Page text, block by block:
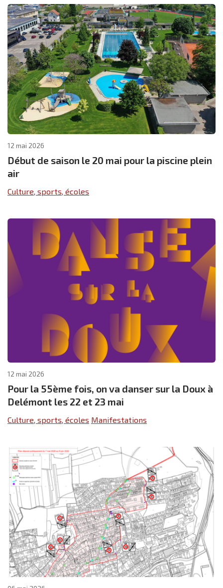
12 mai 2026
Début de saison le 20 mai pour la piscine plein
air
Culture, sports, écoles
12 mai 2026
Pour la 55ème fois, on va danser sur la Doux à
Delémont les 22 et 23 mai
Culture, sports, écoles Manifestations